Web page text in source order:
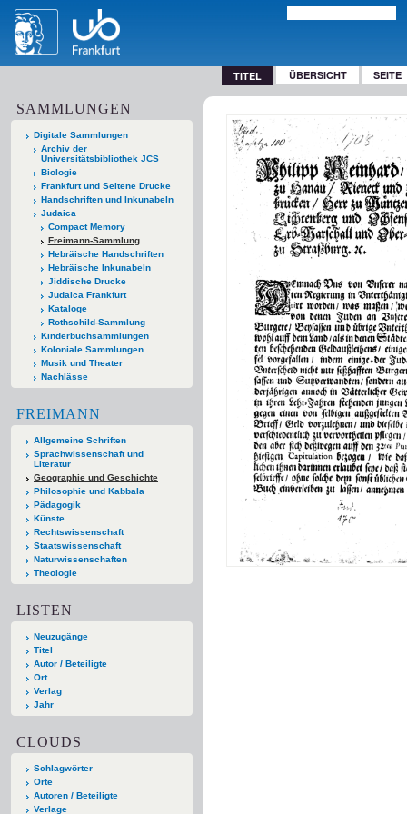
TITEL ÜBERSICHT SEITE
SAMMLUNGEN
Digitale Sammlungen
Archiv der
Universitätsbibliothek JCS
Biologie
Frankfurt und Seltene Drucke
Handschriften und Inkunabeln
Judaica
Compact Memory
Freimann-Sammlung
Hebräische Handschriften
Hebräische Inkunabeln
Jiddische Drucke
Judaica Frankfurt
Kataloge
Rothschild-Sammlung
Kinderbuchsammlungen
Koloniale Sammlungen
Musik und Theater
Nachlässe
FREIMANN
Allgemeine Schriften
Sprachwissenschaft und
Literatur
Geographie und Geschichte
Philosophie und Kabbala
Pädagogik
Künste
Rechtswissenschaft
Staatswissenschaft
Naturwissenschaften
Theologie
LISTEN
Neuzugänge
Titel
Autor / Beteiligte
Ort
Verlag
Jahr
CLOUDS
Schlagwörter
Orte
Autoren / Beteiligte
Verlage